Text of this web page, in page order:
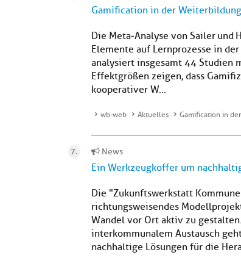
Gamification in der
Die Meta‑Analyse von Sailer
Elemente auf Lernprozesse in
analysiert insgesamt 44 Studien
Effektgrößen zeigen, dass
kooperativer W...
wb-web Aktuelles Gamification in
News
Ein Werkzeugkoffer um
Die "Zukunftswerkstatt
richtungsweisendes
Wandel vor Ort aktiv zu
interkommunalem Austausch
nachhaltige Lösungen für die